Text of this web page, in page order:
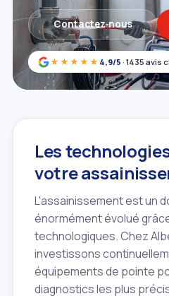
★★★★★ 4,9/5 · 1435 avis
Contactez‑nous
Les
votre
L'assainissement est un
énormément évolué
technologiques. Chez
investissons
équipements de pointe
diagnostics les plus